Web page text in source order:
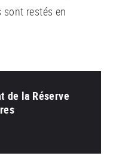
sont restés en
de la Réserve